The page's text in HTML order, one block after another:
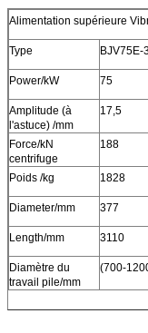
Alimentation supérieure
Type BJV75E-
Power/kW 75
Amplitude (à
l'astuce) /mm
17,5
Force/kN
centrifuge
188
Poids /kg 1828
Diameter/mm 377
Length/mm 3110
Diamètre du
travail pile/mm
(700-